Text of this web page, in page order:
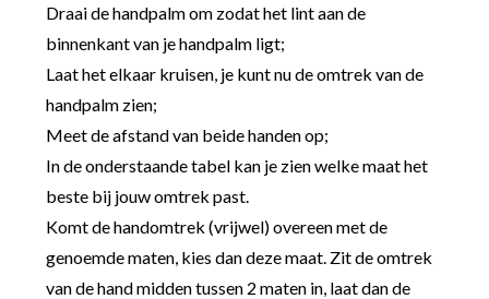
Draai de handpalm om zodat het lint aan de
binnenkant van je handpalm ligt;
Laat het elkaar kruisen, je kunt nu de omtrek van de
handpalm zien;
Meet de afstand van beide handen op;
In de onderstaande tabel kan je zien welke maat het
beste bij jouw omtrek past.
Komt de handomtrek (vrijwel) overeen met de
genoemde maten, kies dan deze maat. Zit de omtrek
van de hand midden tussen 2 maten in, laat dan de